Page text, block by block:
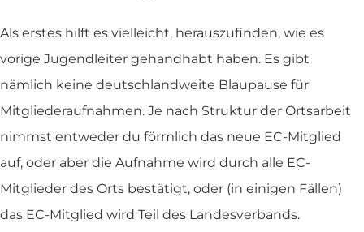
Als erstes hilft es vielleicht, herauszufinden, wie es
vorige Jugendleiter gehandhabt haben. Es gibt
nämlich keine deutschlandweite Blaupause für
Mitgliederaufnahmen. Je nach Struktur der Ortsarbeit
nimmst entweder du förmlich das neue EC-Mitglied
auf, oder aber die Aufnahme wird durch alle EC-
Mitglieder des Orts bestätigt, oder (in einigen Fällen)
das EC-Mitglied wird Teil des Landesverbands.